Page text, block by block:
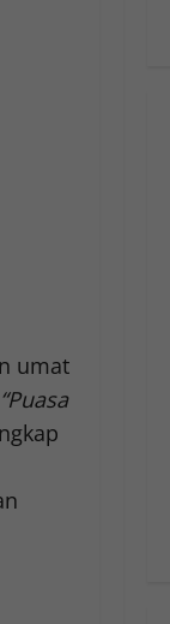
umat
“Puasa